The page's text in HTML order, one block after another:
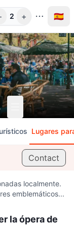
2 + 🇪🇸
Lugares
Contact
localmente.
emblemáticos...
la ópera de